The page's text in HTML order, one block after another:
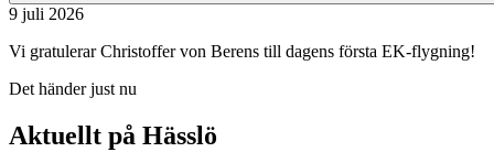
9 juli 2026
Vi gratulerar Christoffer von Berens till dagens första EK-flygning!
Det händer just nu
Aktuellt på Hässlö